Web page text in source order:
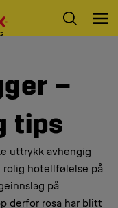
–
tips
uttrykk avhengig
rolig hotellfølelse på
på
derfor rosa har blitt